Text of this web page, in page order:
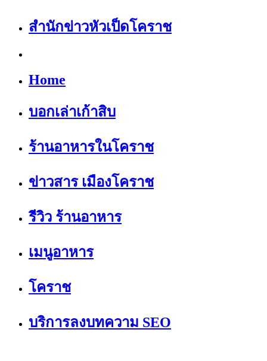
สำนักข่าวหัวเป็ดโคราช
Home
บอกเล่าเก้าสิบ
ร้านอาหารในโคราช
ข่าวสาร เมืองโคราช
รีวิว ร้านอาหาร
เมนูอาหาร
โคราช
บริการลงบทความ SEO